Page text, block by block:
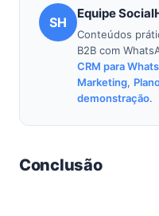
SH
Equipe
Conteúdos
B2B com
CRM para
Marketing,
demonstração.
Conclusão